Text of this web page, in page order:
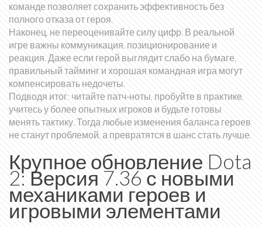
команде позволяет сохранить эффективность без
полного отказа от героя.
Наконец, не переоценивайте силу цифр. В реальной
игре важны коммуникация, позиционирование и
реакция. Даже если герой выглядит слабо на бумаге,
правильный тайминг и хорошая командная игра могут
компенсировать недочеты.
Подводя итог: читайте патч‑ноты, пробуйте в практике,
учитесь у более опытных игроков и будьте готовы
менять тактику. Тогда любые изменения баланса героев
не станут проблемой, а превратятся в шанс стать лучше.
Крупное обновление Dota
2: Версия 7.36 с новыми
механиками героев и
игровыми элементами